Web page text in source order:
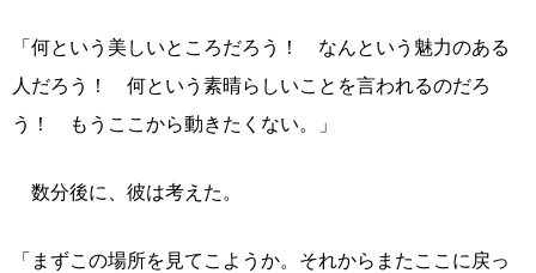
「何という美しいところだろう！ なんという魅力のある
人だろう！ 何という素晴らしいことを言われるのだろ
う！ もうここから動きたくない。」
数分後に、彼は考えた。
「まずこの場所を見てこようか。それからまたここに戻っ